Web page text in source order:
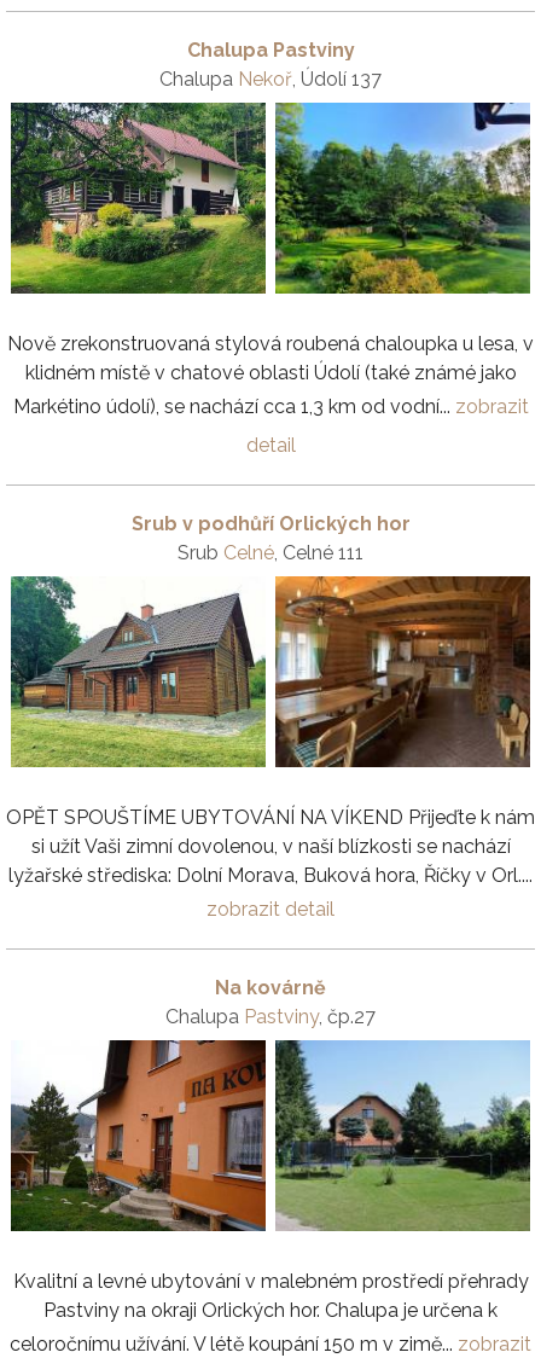
Chalupa Pastviny
Chalupa Nekoř , Údolí 137
Nově zrekonstruovaná stylová roubená chaloupka u lesa, v
klidném místě v chatové oblasti Údolí (také známé jako
Markétino údolí), se nachází cca 1,3 km od vodní... zobrazit
detail
Srub v podhůří Orlických hor
Srub Celné , Celné 111
OPĚT SPOUŠTÍME UBYTOVÁNÍ NA VÍKEND Přijeďte k nám
si užít Vaši zimní dovolenou, v naší blízkosti se nachází
lyžařské střediska: Dolní Morava, Buková hora, Říčky v Orl....
zobrazit detail
Na kovárně
Chalupa Pastviny, čp.27
Kvalitní a levné ubytování v malebném prostředí přehrady
Pastviny na okraji Orlických hor. Chalupa je určena k
celoročnímu užívání. V létě koupání 150 m v zimě... zobrazit